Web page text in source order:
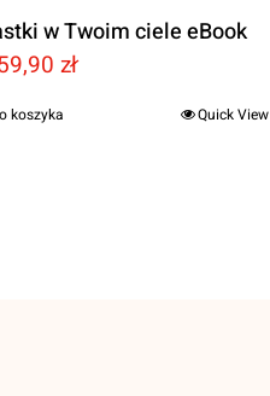
w Twoim ciele eBook
złAktualna
koszyka Quick View